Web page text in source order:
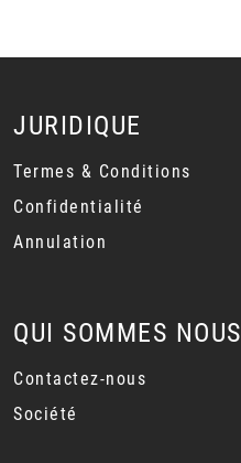
JURIDIQUE
Termes & Conditions
Confidentialité
Annulation
QUI SOMMES NOUS
Contactez-nous
Société